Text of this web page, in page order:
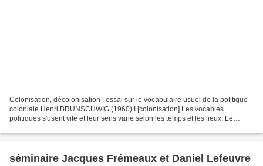
Colonisation, décolonisation : essai sur le vocabulaire usuel de la politique
coloniale Henri BRUNSCHWIG (1960) I [colonisation] Les vocables
politiques s'usent vite et leur sens varie selon les temps et les lieux. Le
séminaire Jacques Frémeaux et Daniel Lefeuvre